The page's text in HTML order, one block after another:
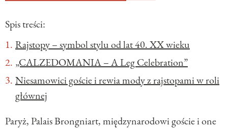
Spis treści:
Rajstopy – symbol stylu od lat 40. XX wieku
„CALZEDOMANIA – A Leg Celebration”
Niesamowici goście i rewia mody z rajstopami w roli
głównej
Paryż, Palais Brongniart, międzynarodowi goście i one